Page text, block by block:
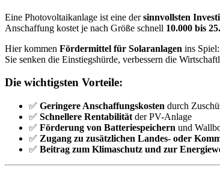
Eine Photovoltaikanlage ist eine dersinnvollsten
Anschaffung kostet je nach Größe schnell 10.000 bis
Hier kommen Fördermittel für Solaranlagen ins Spiel:
Sie senken die Einstiegshürde, verbessern die
Die wichtigsten Vorteile:
✅ Geringere Anschaffungskosten durch
✅ Schnellere Rentabilität der PV-Anlage
✅ Förderung von Batteriespeichern und
✅ Zugang zu zusätzlichen Landes- oder
✅ Beitrag zum Klimaschutz und zur